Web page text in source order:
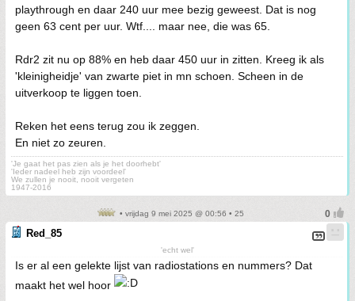
playthrough en daar 240 uur mee bezig geweest. Dat is nog
geen 63 cent per uur. Wtf.... maar nee, die was 65.
Rdr2 zit nu op 88% en heb daar 450 uur in zitten. Kreeg ik als
'kleinigheidje' van zwarte piet in mn schoen. Scheen in de
uitverkoop te liggen toen.
Reken het eens terug zou ik zeggen.
En niet zo zeuren.
'Je gaat het pas zien als je het doorhebt'
'Ieder nadeel heb zijn voordeel'
We zullen je nooit, nooit vergeten
1947-2016
• vrijdag 9 mei 2025 @ 00:56 • 25
Red_85
'echt wel'
Is er al een gelekte lijst van radiostations en nummers? Dat
maakt het wel hoor